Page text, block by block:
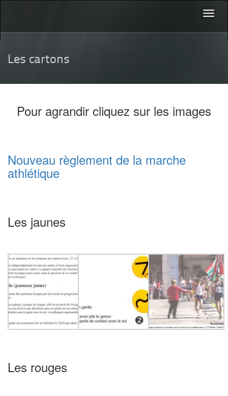
Les cartons
Pour agrandir cliquez sur les images
Nouveau règlement de la marche
athlétique
Les jaunes
Les rouges